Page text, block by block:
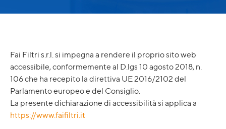
Fai Filtri s.r.l. si impegna a rendere il proprio sito web
accessibile, conformemente al D.lgs 10 agosto 2018, n.
106 che ha recepito la direttiva UE 2016/2102 del
Parlamento europeo e del Consiglio.
La presente dichiarazione di accessibilità si applica a
https://www.faifiltri.it